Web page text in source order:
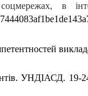
в
УНДІАСД.